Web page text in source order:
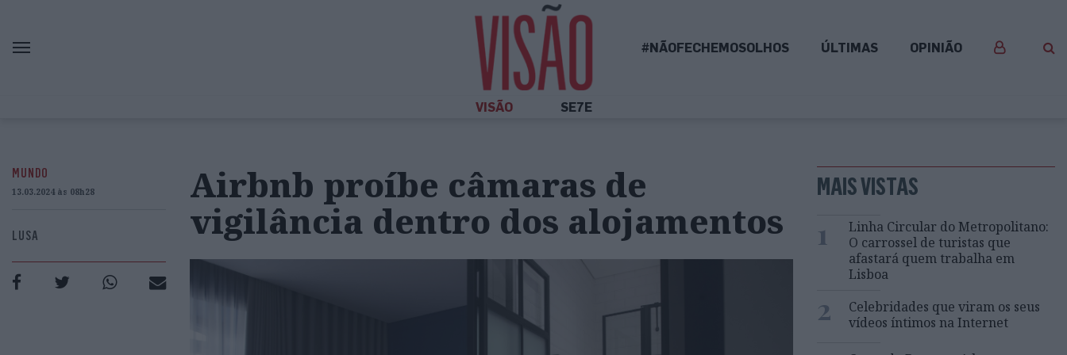
#NÃOFECHEMOSOLHOS ÚLTIMAS OPINIÃO
VISÃO SE7E
MUNDO
13.03.2024 às 08h28
LUSA
Airbnb proíbe câmaras de
vigilância dentro dos alojamentos
MAIS VISTAS
1
Linha Circular do Metropolitano:
O carrossel de turistas que
afastará quem trabalha em
Lisboa
2
Celebridades que viram os seus
vídeos íntimos na Internet